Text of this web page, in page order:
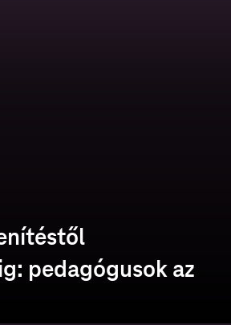
pedagógusok az